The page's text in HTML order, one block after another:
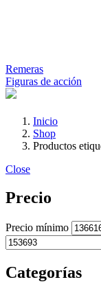
Remeras
Figuras de acción
Inicio
Shop
Productos
Close
Precio
Precio mínimo
Categorías